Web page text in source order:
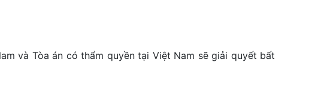
và Tòa án có thẩm quyền tại Việt Nam sẽ giải quyết bất